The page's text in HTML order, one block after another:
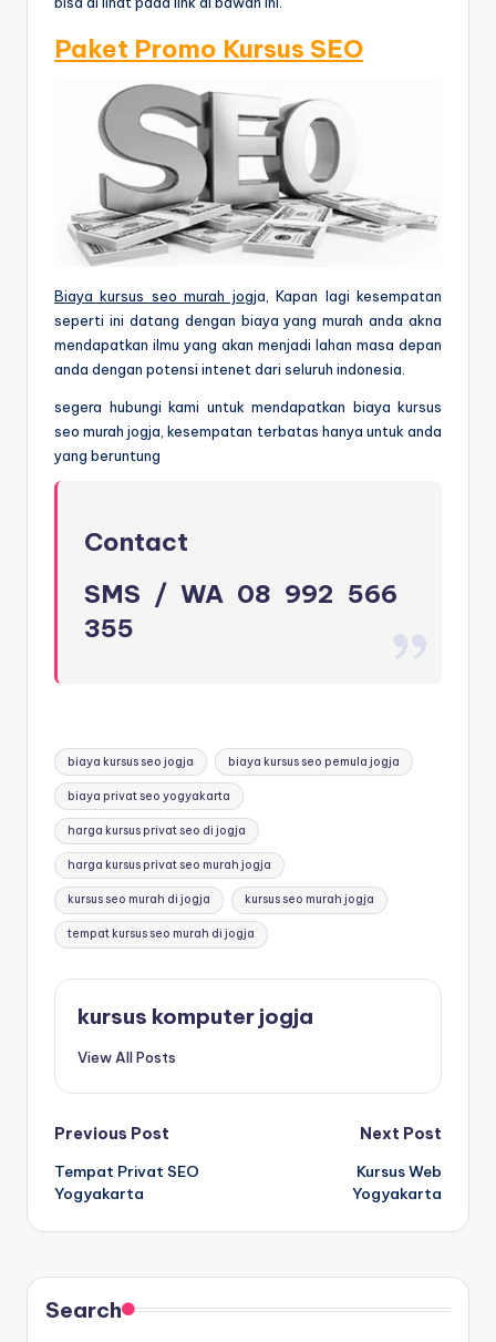
Paket Promo Kursus SEO
Biaya kursus seo murah jogja, Kapan lagi kesempatan
seperti ini datang dengan biaya yang murah anda akna
mendapatkan ilmu yang akan menjadi lahan masa depan
anda dengan potensi intenet dari seluruh indonesia.
segera hubungi kami untuk mendapatkan biaya kursus
seo murah jogja, kesempatan terbatas hanya untuk anda
yang beruntung
Contact
SMS / WA 08 992 566
355
biaya kursus seo jogja biaya kursus seo pemula jogja
biaya privat seo yogyakarta
harga kursus privat seo di jogja
harga kursus privat seo murah jogja
kursus seo murah di jogja kursus seo murah jogja
tempat kursus seo murah di jogja
kursus komputer jogja
View All Posts
Previous Post
Tempat Privat SEO
Yogyakarta
Next Post
Kursus Web
Yogyakarta
Search